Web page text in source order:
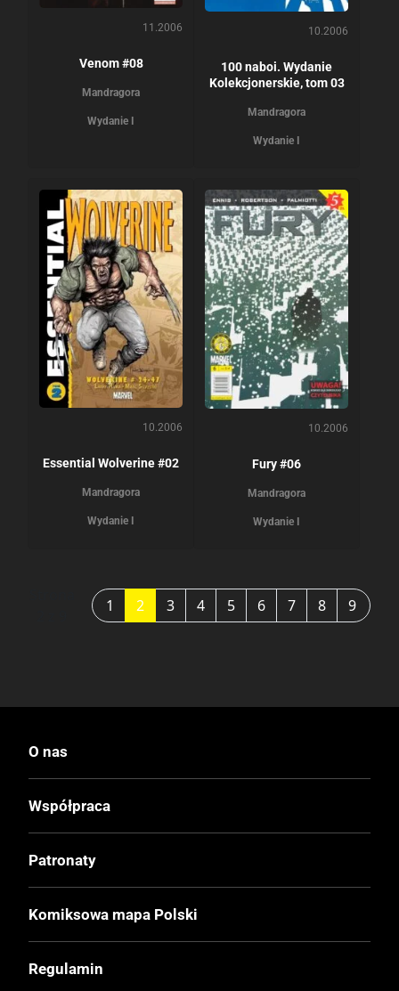
11.2006
Venom #08
Mandragora
Wydanie I
10.2006
100 naboi. Wydanie
Kolekcjonerskie, tom 03
Mandragora
Wydanie I
10.2006
Essential Wolverine #02
Mandragora
Wydanie I
10.2006
Fury #06
Mandragora
Wydanie I
1 2 3 4 5 6 7 8 9
O nas
Współpraca
Patronaty
Komiksowa mapa Polski
Regulamin